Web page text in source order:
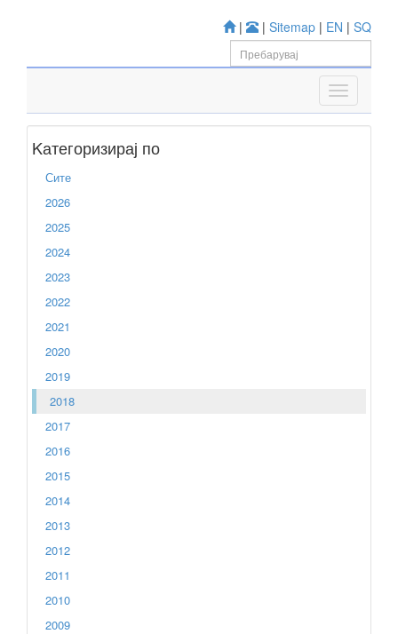
| | Sitemap | EN | SQ
Kатегоризирај по
Сите
2026
2025
2024
2023
2022
2021
2020
2019
2018
2017
2016
2015
2014
2013
2012
2011
2010
2009